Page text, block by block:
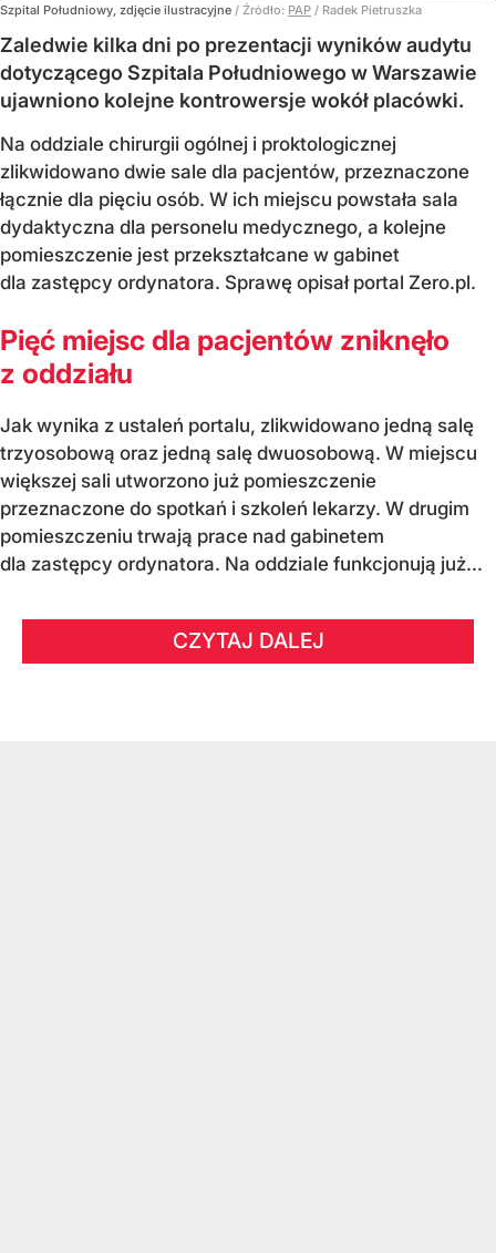
Szpital Południowy, zdjęcie ilustracyjne / Źródło: PAP / Radek Pietruszka
Zaledwie kilka dni po prezentacji wyników audytu
dotyczącego Szpitala Południowego w Warszawie
ujawniono kolejne kontrowersje wokół placówki.
Na oddziale chirurgii ogólnej i proktologicznej
zlikwidowano dwie sale dla pacjentów, przeznaczone
łącznie dla pięciu osób. W ich miejscu powstała sala
dydaktyczna dla personelu medycznego, a kolejne
pomieszczenie jest przekształcane w gabinet
dla zastępcy ordynatora. Sprawę opisał portal Zero.pl.
Pięć miejsc dla pacjentów zniknęło
z oddziału
Jak wynika z ustaleń portalu, zlikwidowano jedną salę
trzyosobową oraz jedną salę dwuosobową. W miejscu
większej sali utworzono już pomieszczenie
przeznaczone do spotkań i szkoleń lekarzy. W drugim
pomieszczeniu trwają prace nad gabinetem
dla zastępcy ordynatora. Na oddziale funkcjonują już...
CZYTAJ DALEJ